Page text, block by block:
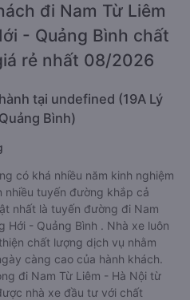
đi Nam Từ Liêm
- Quảng Bình chất
rẻ nhất 08/2026
tại undefined (19A Lý
Bình)
có khá nhiều năm kinh nghiệm
nhiều tuyến đường khắp cả
nhất là tuyến đường đi Nam
Hới - Quảng Bình . Nhà xe luôn
chất lượng dịch vụ nhằm
càng cao của hành khách.
đi Nam Từ Liêm - Hà Nội từ
nhà xe đầu tư với chất